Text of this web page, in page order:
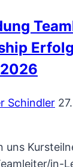
Schindler
uns
in-